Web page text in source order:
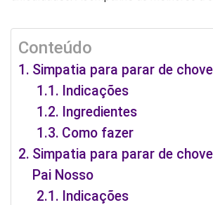
Conteúdo
Simpatia para parar de
Indicações
Ingredientes
Como fazer
Simpatia para parar de
Pai Nosso
Indicações